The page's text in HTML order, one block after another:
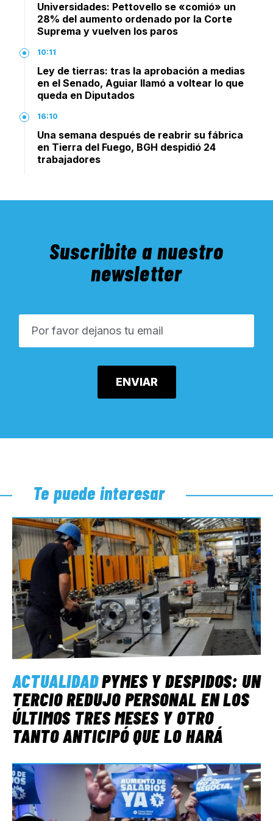
Universidades: Pettovello se «comió» un
28% del aumento ordenado por la Corte
Suprema y vuelven los paros
10:11
Ley de tierras: tras la aprobación a medias
en el Senado, Aguiar llamó a voltear lo que
queda en Diputados
16:10
Una semana después de reabrir su fábrica
en Tierra del Fuego, BGH despidió 24
trabajadores
Suscribite a nuestro
newsletter
Te puede interesar
ACTUALIDADPYMES Y DESPIDOS: UN
TERCIO REDUJO PERSONAL EN LOS
ÚLTIMOS TRES MESES Y OTRO
TANTO ANTICIPÓ QUE LO HARÁ